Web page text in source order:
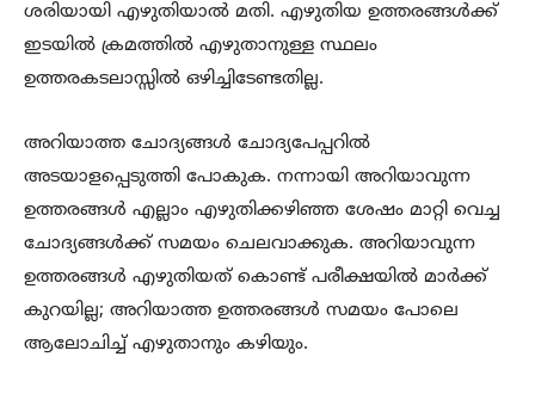
ശരിയായി എഴുതിയാൽ മതി. എഴുതിയ ഉത്തരങ്ങൾക്ക്
ഇടയിൽ ക്രമത്തിൽ എഴുതാനുള്ള സ്ഥലം
ഉത്തരകടലാസ്സിൽ ഒഴിച്ചിടേണ്ടതില്ല.
അറിയാത്ത ചോദ്യങ്ങൾ ചോദ്യപേപ്പറിൽ
അടയാളപ്പെടുത്തി പോകുക. നന്നായി അറിയാവുന്ന
ഉത്തരങ്ങൾ എല്ലാം എഴുതിക്കഴിഞ്ഞ ശേഷം മാറ്റി വെച്ച
ചോദ്യങ്ങൾക്ക് സമയം ചെലവാക്കുക. അറിയാവുന്ന
ഉത്തരങ്ങൾ എഴുതിയത് കൊണ്ട് പരീക്ഷയിൽ മാർക്ക്
കുറയില്ല; അറിയാത്ത ഉത്തരങ്ങൾ സമയം പോലെ
ആലോചിച്ച് എഴുതാനും കഴിയും.